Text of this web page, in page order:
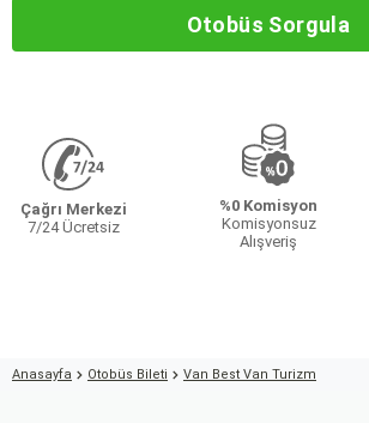
Otobüs Sorgula
Çağrı Merkezi
7/24 Ücretsiz
%0 Komisyon
Komisyonsuz
Alışveriş
Anasayfa Otobüs Bileti Van Best Van Turizm